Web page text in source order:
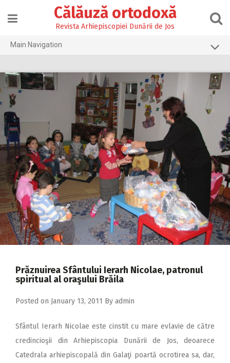
content
Călăuză ortodoxă
Revista Arhiepiscopiei Dunării de Jos
Main Navigation
2026
2025
2024
2023
2022
2021
2020
2019
2018
2016
2013
Prăznuirea Sfântului Ierarh Nicolae, patronul
spiritual al oraşului Brăila
Posted on January 13, 2011 By admin
Sfântul Ierarh Nicolae este cinstit cu mare evlavie de către
credincioşii din Arhiepiscopia Dunării de Jos, deoarece
Catedrala arhiepiscopală din Galaţi poartă ocrotirea sa, dar,